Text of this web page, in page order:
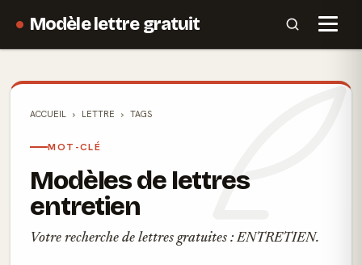
Modèle lettre gratuit
ACCUEIL LETTRE TAGS
MOT-CLÉ
Modèles de lettres
entretien
Votre recherche de lettres gratuites : ENTRETIEN.